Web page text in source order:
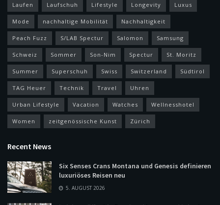
Laufen Laufschuh Lifestyle Longevity Luxus
Mode nachhaltige Mobilität Nachhaltigkeit
Peach Fuzz S/LAB Spectur Salomon Samsung
Schweiz Sommer Son-Nim Spectur St. Moritz
Summer Superschuh Swiss Switzerland Südtirol
TAG Heuer Technik Travel Uhren
Urban Lifestyle Vacation Watches Wellnesshotel
Women zeitgenössische Kunst Zürich
Recent News
Six Senses Crans Montana und Genesis definieren
luxuriöses Reisen neu
5. AUGUST 2026